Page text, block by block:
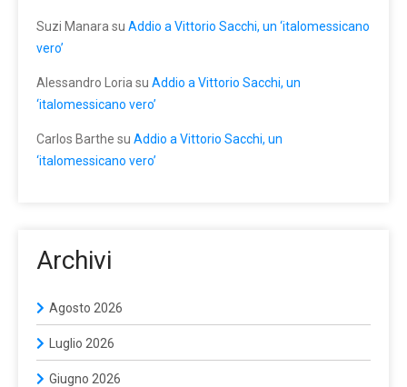
Suzi Manara su Addio a Vittorio Sacchi, un ‘italomessicano
vero’
Alessandro Loria su Addio a Vittorio Sacchi, un
‘italomessicano vero’
Carlos Barthe su Addio a Vittorio Sacchi, un
‘italomessicano vero’
Archivi
Agosto 2026
Luglio 2026
Giugno 2026